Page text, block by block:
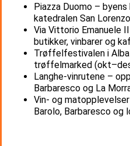
Piazza Duomo –
katedralen San Lorenzo
Via Vittorio Emanuele
butikker, vinbarer og
Trøffelfestivalen i
trøffelmarked
Langhe-vinrutene –
Barbaresco og La
Vin- og
Barolo, Barbaresco og